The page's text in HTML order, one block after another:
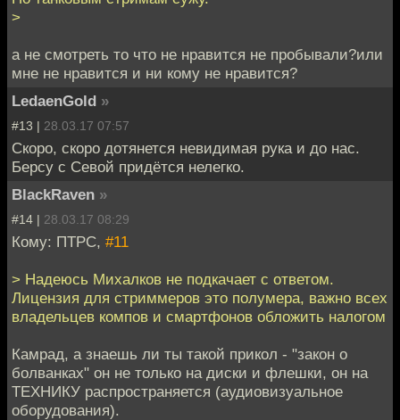
>
а не смотреть то что не нравится не пробывали?или
мне не нравится и ни кому не нравится?
LedaenGold »
#13 | 28.03.17 07:57
Скоро, скоро дотянется невидимая рука и до нас.
Берсу с Севой придётся нелегко.
BlackRaven »
#14 | 28.03.17 08:29
Кому: ПТРС, #11
> Надеюсь Михалков не подкачает с ответом.
Лицензия для стриммеров это полумера, важно всех
владельцев компов и смартфонов обложить налогом
Камрад, а знаешь ли ты такой прикол - "закон о
болванках" он не только на диски и флешки, он на
ТЕХНИКУ распространяется (аудиовизуальное
оборудования).